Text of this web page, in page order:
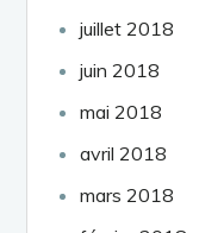
juillet 2018
juin 2018
mai 2018
avril 2018
mars 2018